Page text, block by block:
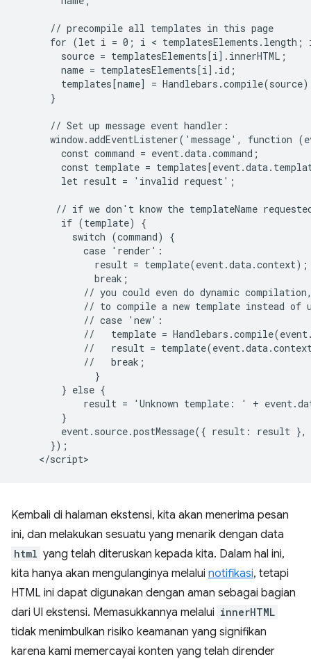
      // precompile all templates in this page
for (let i = 0; i < templatesElements.length;
        source = templatesElements[i].innerHTML;
        name = templatesElements[i].id;
templates[name] =
      }
      // Set up message event handler:
window.addEventListener('message', function
        const command = event.data.command;
const template =
        let result = 'invalid request';
// if we don't know the templateName
        if (template) {
          switch (command) {
            case 'render':
              result = template(event.data.context);
              break;
// you could even do dynamic
// to compile a new template instead of
            // case 'new':
//   template =
//   result =
            //   break;
              }
        } else {
result = 'Unknown template: ' +
        }
event.source.postMessage({ result: result
      });
Kembali di halaman ekstensi, kita akan menerima pesan
ini, dan melakukan sesuatu yang menarik dengan data
html yang telah diteruskan kepada kita. Dalam hal ini,
kita hanya akan mengulanginya melalui notifikasi, tetapi
HTML ini dapat digunakan dengan aman sebagai bagian
dari UI ekstensi. Memasukkannya melalui innerHTML
tidak menimbulkan risiko keamanan yang signifikan
karena kami memercayai konten yang telah dirender